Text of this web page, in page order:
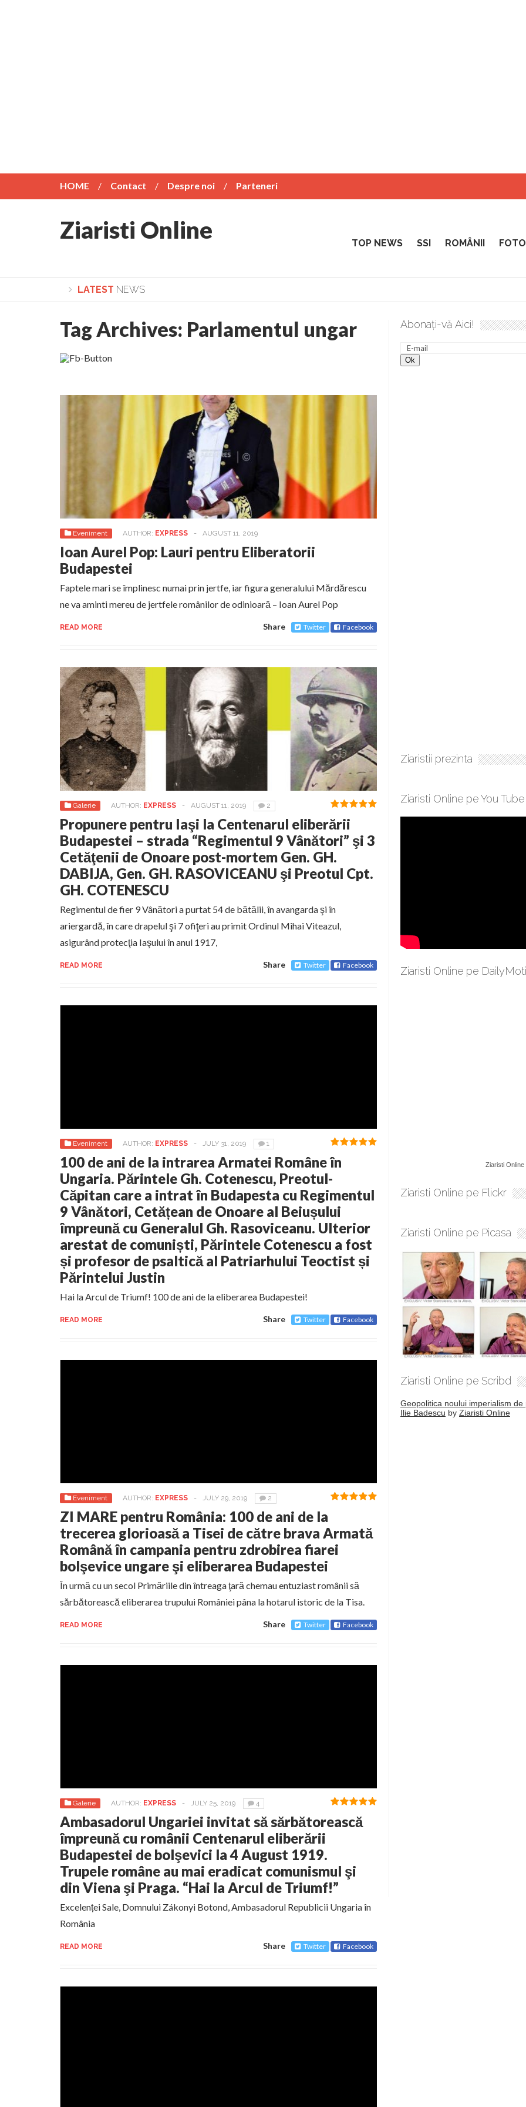
HOME Contact Despre noi Parteneri
Ziaristi Online TOP NEWS SSI ROMÂNII
LATEST NEWS
Lepădarea de sine și urmarea lui Hristos. Calea spre desăvârșire. Gând de duminică de Elena Solunca Moise
Tag Archives: Parlamentul ungar
Eveniment AUTHOR: EXPRESS - AUGUST 11, 2019
Ioan Aurel Pop: Lauri pentru Eliberatorii
Budapestei
Faptele mari se împlinesc numai prin jertfe, iar figura generalului Mărdărescu
ne va aminti mereu de jertfele românilor de odinioară – Ioan Aurel Pop
READ MORE Share Twitter Facebook
Galerie AUTHOR: EXPRESS - AUGUST 11, 2019 2
Propunere pentru Iaşi la Centenarul eliberării
Budapestei – strada “Regimentul 9 Vânători” şi 3
Cetăţenii de Onoare post-mortem Gen. GH.
DABIJA, Gen. GH. RASOVICEANU şi Preotul Cpt.
GH. COTENESCU
Regimentul de fier 9 Vânători a purtat 54 de bătălii, în avangarda şi în
ariergardă, în care drapelul şi 7 ofiţeri au primit Ordinul Mihai Viteazul,
asigurând protecţia Iaşului în anul 1917,
READ MORE Share Twitter Facebook
Eveniment AUTHOR: EXPRESS - JULY 31, 2019 1
100 de ani de la intrarea Armatei Române în
Ungaria. Părintele Gh. Cotenescu, Preotul-
Căpitan care a intrat în Budapesta cu Regimentul
9 Vânători, Cetățean de Onoare al Beiușului
împreună cu Generalul Gh. Rasoviceanu. Ulterior
arestat de comuniști, Părintele Cotenescu a fost
și profesor de psaltică al Patriarhului Teoctist și
Părintelui Justin
Hai la Arcul de Triumf! 100 de ani de la eliberarea Budapestei!
READ MORE Share Twitter Facebook
Eveniment AUTHOR: EXPRESS - JULY 29, 2019 2
ZI MARE pentru România: 100 de ani de la
trecerea glorioasă a Tisei de către brava Armată
Română în campania pentru zdrobirea fiarei
bolşevice ungare şi eliberarea Budapestei
În urmă cu un secol Primăriile din întreaga ţară chemau entuziast românii să
sărbătorească eliberarea trupului României pâna la hotarul istoric de la Tisa.
READ MORE Share Twitter Facebook
Galerie AUTHOR: EXPRESS - JULY 25, 2019 4
Ambasadorul Ungariei invitat să sărbătorească
împreună cu românii Centenarul eliberării
Budapestei de bolşevici la 4 August 1919.
Trupele române au mai eradicat comunismul şi
din Viena şi Praga. “Hai la Arcul de Triumf!”
Excelenței Sale, Domnului Zákonyi Botond, Ambasadorul Republicii Ungaria în
România
READ MORE Share Twitter Facebook
Abonați-vă Aici!
Ziaristii prezinta
Ziaristi Online pe You Tube
Ziaristi Online pe
Ziaristi Online
Ziaristi Online pe Flickr
Ziaristi Online pe Picasa
Ziaristi Online pe Scribd
Geopolitica noului imperialism de
Ilie Badescu by Ziaristi Online